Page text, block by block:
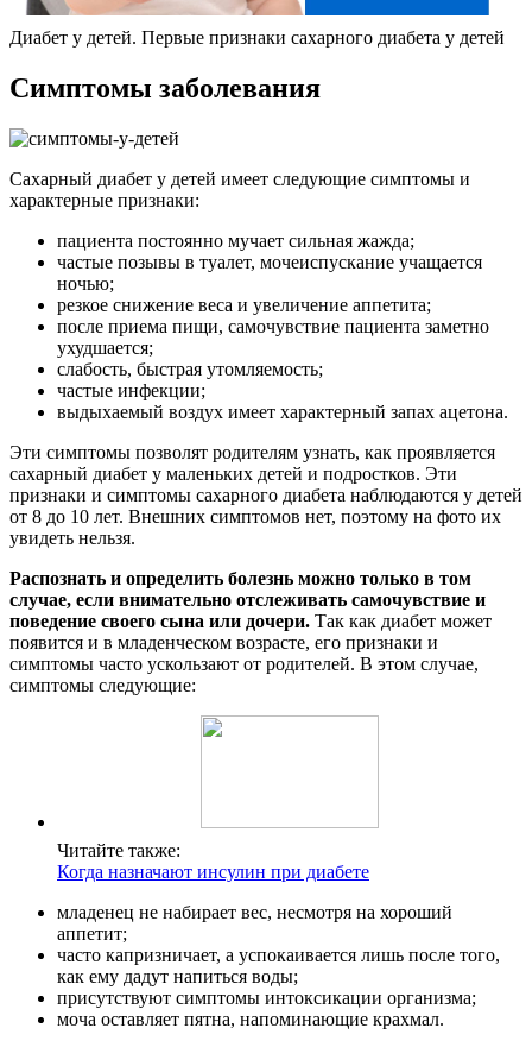
Диабет у детей. Первые признаки сахарного диабета у детей
Симптомы заболевания
Сахарный диабет у детей имеет следующие симптомы и
характерные признаки:
пациента постоянно мучает сильная жажда;
частые позывы в туалет, мочеиспускание учащается
ночью;
резкое снижение веса и увеличение аппетита;
после приема пищи, самочувствие пациента заметно
ухудшается;
слабость, быстрая утомляемость;
частые инфекции;
выдыхаемый воздух имеет характерный запах ацетона.
Эти симптомы позволят родителям узнать, как проявляется
сахарный диабет у маленьких детей и подростков. Эти
признаки и симптомы сахарного диабета наблюдаются у детей
от 8 до 10 лет. Внешних симптомов нет, поэтому на фото их
увидеть нельзя.
Распознать и определить болезнь можно только в том
случае, если внимательно отслеживать самочувствие и
поведение своего сына или дочери. Так как диабет может
появится и в младенческом возрасте, его признаки и
симптомы часто ускользают от родителей. В этом случае,
симптомы следующие:
Читайте также:
Когда назначают инсулин при диабете
младенец не набирает вес, несмотря на хороший
аппетит;
часто капризничает, а успокаивается лишь после того,
как ему дадут напиться воды;
присутствуют симптомы интоксикации организма;
моча оставляет пятна, напоминающие крахмал.